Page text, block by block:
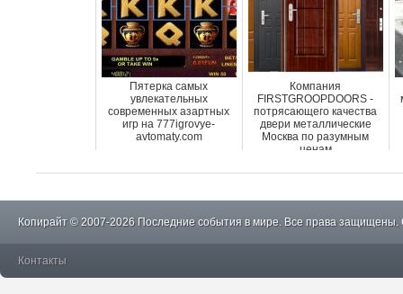
Пятерка самых
увлекательных
современных азартных
игр на 777igrovye-
avtomaty.com
Компания
FIRSTGROOPDOORS -
потрясающего качества
двери металлические
Москва по разумным
ценам
Копирайт © 2007-2026 Последние события в мире. Все права защищены.
Контакты